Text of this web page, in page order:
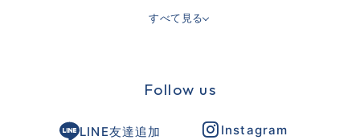
MARIED'ORMICA&DEAL
すべて見る
Follow us
LINE友達追加 Instagram